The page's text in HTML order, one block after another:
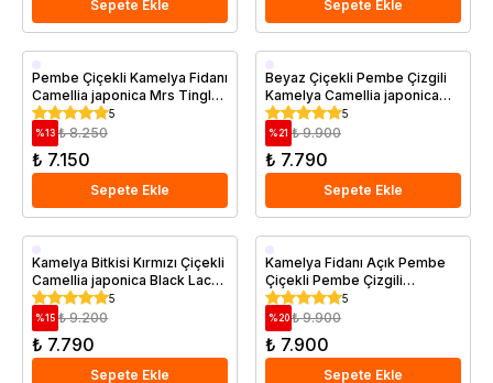
Sepete Ekle Sepete Ekle
Saksıda
Pembe Çiçekli Kamelya Fidanı
Camellia japonica Mrs Tingley
İthal 80 cm 5
%13 ₺ 8.250
₺ 7.150
Sepete Ekle
Saksıda
Beyaz Çiçekli Pembe Çizgili
Kamelya Camellia japonica
Bonomiana İthal 100 cm
Saksıda
5
%21 ₺ 9.900
₺ 7.790
Sepete Ekle
Saksıda
Kamelya Bitkisi Kırmızı Çiçekli
Camellia japonica Black Lace
İthal 100 cm 5 Yaş
5
%15 ₺ 9.200
₺ 7.790
Sepete Ekle
Saksıda
Kamelya Fidanı Açık Pembe
Çiçekli Pembe Çizgili
Camellia japonica Bonomiana
İthal
5
%20 ₺ 9.900
₺ 7.900
Sepete Ekle